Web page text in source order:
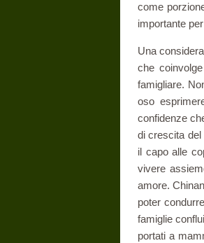
come
importante
Una
che
famigliare.
oso
confidenze
di crescita del
il capo alle
vivere
amore.
poter
famiglie
portati a